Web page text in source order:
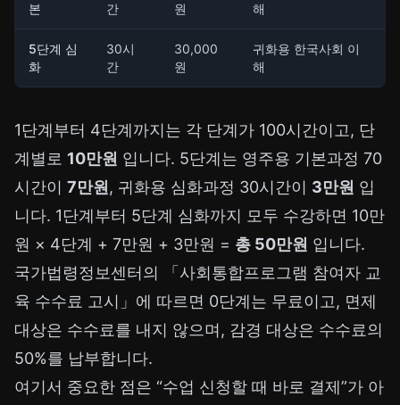
본
간
원
해
5단계 심
화
30시
간
30,000
원
귀화용 한국사회 이
해
1단계부터 4단계까지는 각 단계가 100시간이고, 단
계별로 10만원 입니다. 5단계는 영주용 기본과정 70
시간이 7만원, 귀화용 심화과정 30시간이 3만원 입
니다. 1단계부터 5단계 심화까지 모두 수강하면 10만
원 × 4단계 + 7만원 + 3만원 = 총 50만원 입니다.
국가법령정보센터의 「사회통합프로그램 참여자 교
육 수수료 고시」에 따르면 0단계는 무료이고, 면제
대상은 수수료를 내지 않으며, 감경 대상은 수수료의
50%를 납부합니다.
여기서 중요한 점은 “수업 신청할 때 바로 결제”가 아